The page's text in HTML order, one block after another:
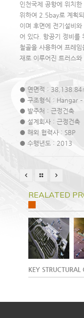
인천국제 공항에 위치
위하여 2.5bay로 계획
이며 후면에 전기설비
어 있다. 항공기 정비를
철골을 사용하여 프레
재로 이루어진 트러스
● 연면적 : 38,138.84
● 구조형식 : Hangar
● 발주처 : 근정건축
● 설계회사 : 근정건축
● 해외 협력사 : SBP
● 수행년도 : 2013
REALATED
KEY STRUCTURAL